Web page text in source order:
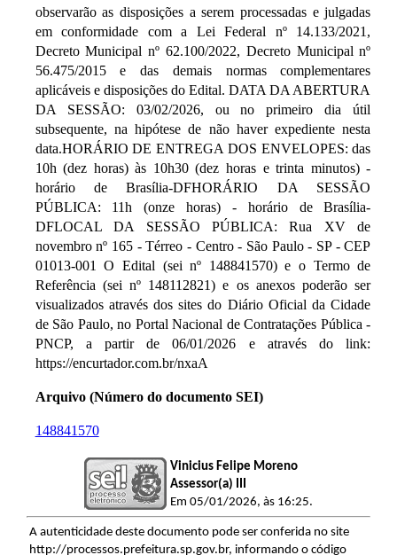
observarão as disposições a serem processadas e julgadas
em conformidade com a Lei Federal nº 14.133/2021,
Decreto Municipal nº 62.100/2022, Decreto Municipal nº
56.475/2015 e das demais normas complementares
aplicáveis e disposições do Edital. DATA DA ABERTURA
DA SESSÃO: 03/02/2026, ou no primeiro dia útil
subsequente, na hipótese de não haver expediente nesta
data.HORÁRIO DE ENTREGA DOS ENVELOPES: das
10h (dez horas) às 10h30 (dez horas e trinta minutos) -
horário de Brasília-DFHORÁRIO DA SESSÃO
PÚBLICA: 11h (onze horas) - horário de Brasília-
DFLOCAL DA SESSÃO PÚBLICA: Rua XV de
novembro nº 165 - Térreo - Centro - São Paulo - SP - CEP
01013-001 O Edital (sei nº 148841570) e o Termo de
Referência (sei nº 148112821) e os anexos poderão ser
visualizados através dos sites do Diário Oficial da Cidade
de São Paulo, no Portal Nacional de Contratações Pública -
PNCP, a partir de 06/01/2026 e através do link:
https://encurtador.com.br/nxaA
Arquivo (Número do documento SEI)
148841570
Vinicius Felipe Moreno
Assessor(a) III
Em 05/01/2026, às 16:25.
A autenticidade deste documento pode ser conferida no site
http://processos.prefeitura.sp.gov.br, informando o código